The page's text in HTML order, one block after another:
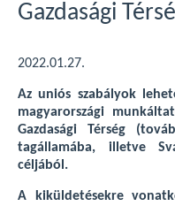
Gazdasági
2022.01.27.
Az uniós szabályok
magyarországi
Gazdasági Térség
tagállamába, illetve
céljából.
A kiküldetésekre